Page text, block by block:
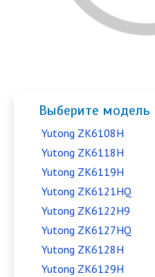
Выберите модель
Yutong ZK6108H
Yutong ZK6118H
Yutong ZK6119H
Yutong ZK6121HQ
Yutong ZK6122H9
Yutong ZK6127HQ
Yutong ZK6128H
Yutong ZK6129H